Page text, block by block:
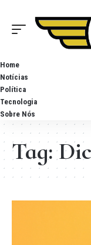
Home
Notícias
Política
Tecnologia
Sobre Nós
Tag: